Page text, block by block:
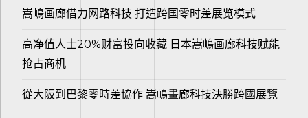
嵩嶋画廊借力网路科技 打造跨国零时差展览模式
高净值人士20%财富投向收藏 日本嵩嶋画廊科技赋能
抢占商机
從大阪到巴黎零時差協作 嵩嶋畫廊科技決勝跨國展覽